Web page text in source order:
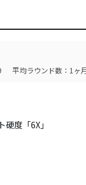
平均ラウンド数：1ヶ
度「6X」